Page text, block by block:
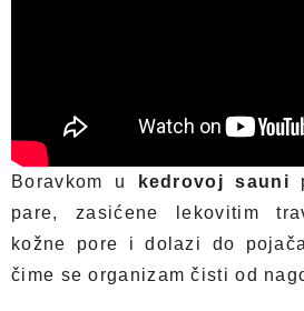
Boravkom u kedrovoj sauni
pare, zasićene lekovitim
kožne pore i dolazi do
čime se organizam čisti od